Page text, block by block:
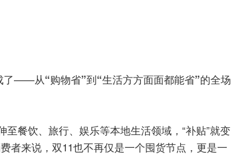
了——从“购物省”到“生活方方面面都能省”的全场
餐饮、旅行、娱乐等本地生活领域，“补贴”就变
者来说，双11也不再仅是一个囤货节点，更是一